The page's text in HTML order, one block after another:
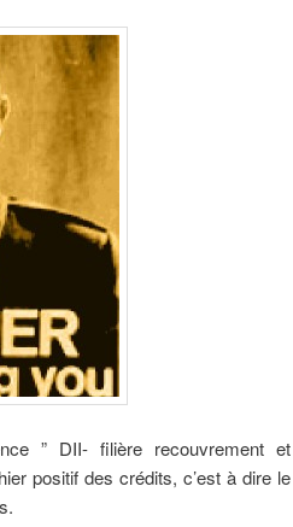
” DII- filière recouvrement et
positif des crédits, c’est à dire le